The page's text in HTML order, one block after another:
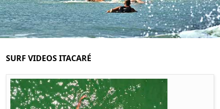
SURF VIDEOS ITACARÉ